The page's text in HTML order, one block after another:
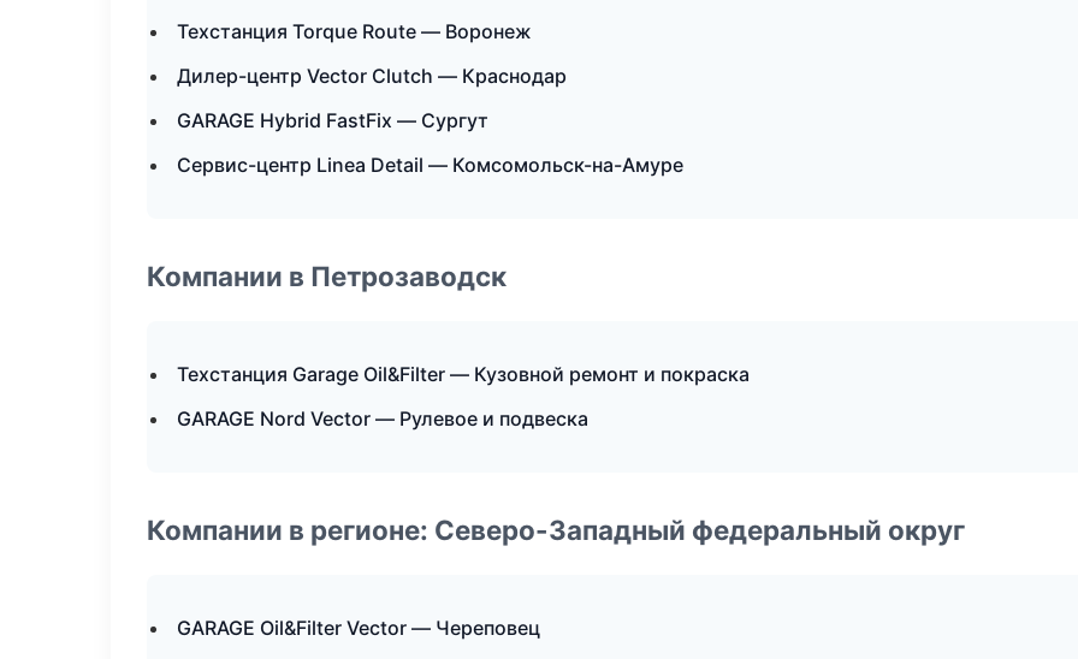
Техстанция Torque Route — Воронеж
Дилер-центр Vector Clutch — Краснодар
GARAGE Hybrid FastFix — Сургут
Сервис-центр Linea Detail — Комсомольск-на-Амуре
Компании в Петрозаводск
Техстанция Garage Oil&Filter — Кузовной ремонт и покраска
GARAGE Nord Vector — Рулевое и подвеска
Компании в регионе: Северо-Западный федеральный округ
GARAGE Oil&Filter Vector — Череповец